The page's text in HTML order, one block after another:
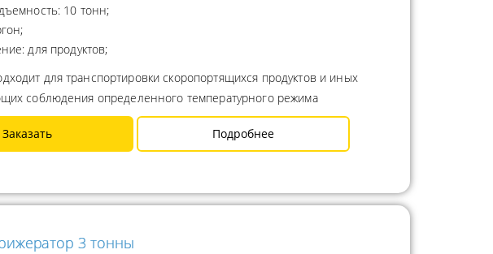
10 тонн;
для продуктов;
для транспортировки скоропортящихся продуктов и иных
соблюдения определенного температурного режима
Заказать Подробнее
3 тонны